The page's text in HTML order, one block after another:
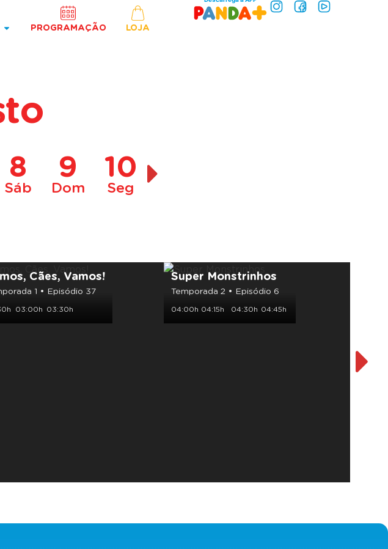
PROGRAMAÇÃO LOJA
8
Sáb
9
Dom
10
Seg
Cães, Vamos!
1 • Episódio 37
03:00h 03:30h
Super Monstrinhos
Temporada 2 • Episódio 6
04:00h 04:15h 04:30h 04:45h